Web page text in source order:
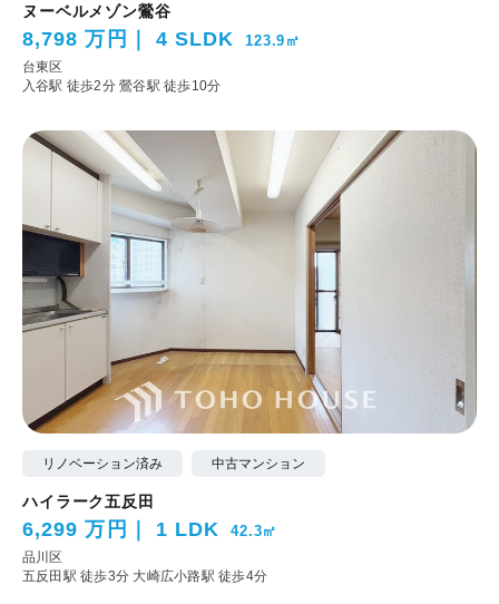
ヌーベルメゾン鶯谷
8,798 万円 4 SLDK 123.9㎡
台東区
入谷駅 徒歩2分鶯谷駅 徒歩10分
リノベーション済み 中古マンション
ハイラーク五反田
6,299 万円 1 LDK 42.3㎡
品川区
五反田駅 徒歩3分 大崎広小路駅 徒歩4分